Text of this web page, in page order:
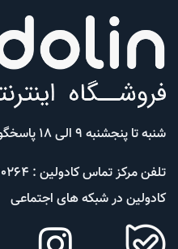
شنبه تا پنجشنبه 9 الی 18 پاسخگوی شما هستیم
تلفن مرکز تماس کادولین : 91690264-021
کادولین در شبکه های اجتماعی